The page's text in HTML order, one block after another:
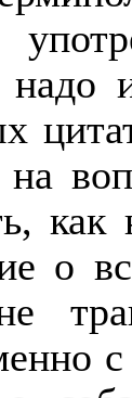
надо
на
как
о